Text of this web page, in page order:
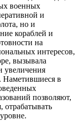
военных
и
но и
кораблей и
на
интересов,
вызывала
увеличения
Наметившиеся в
позволяют,